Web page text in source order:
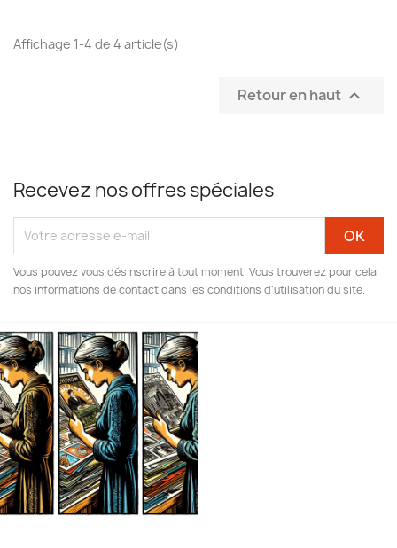
Affichage 1-4 de 4 article(s)
Retour en haut 
Recevez nos offres spéciales
Vous pouvez vous désinscrire à tout moment. Vous trouverez pour cela
nos informations de contact dans les conditions d'utilisation du site.